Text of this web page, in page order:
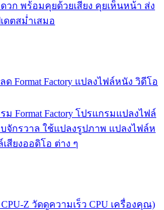
วก พร้อมคุยด้วยเสียง คุยเห็นหน้า ส่ง
ดตสม่ำเสมอ
ลด Format Factory แปลงไฟล์หนัง วิดีโอ
Format Factory โปรแกรมแปลงไฟล์
จักรวาล ใช้แปลงรูปภาพ แปลงไฟล์ห
สียงออดิโอ ต่าง ๆ
Z วัดดูความเร็ว CPU เครื่องคุณ)